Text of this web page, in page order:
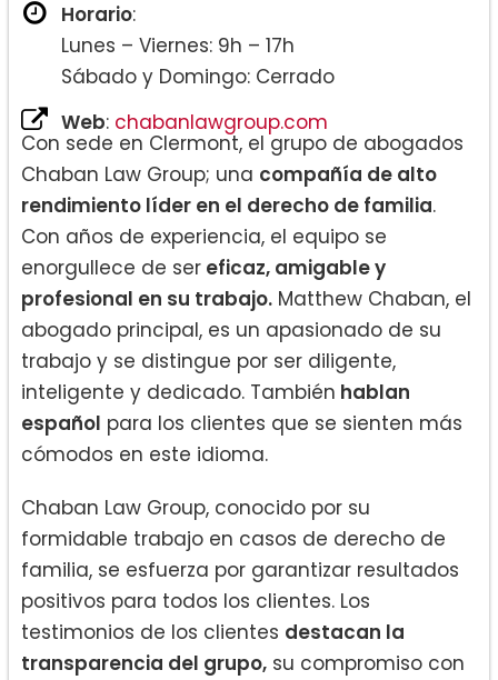
Horario:
Lunes – Viernes: 9h – 17h
Sábado y Domingo: Cerrado
Web: chabanlawgroup.com
Con sede en Clermont, el grupo de abogados
Chaban Law Group; una compañía de alto
rendimiento líder en el derecho de familia.
Con años de experiencia, el equipo se
enorgullece de ser eficaz, amigable y
profesional en su trabajo. Matthew Chaban, el
abogado principal, es un apasionado de su
trabajo y se distingue por ser diligente,
inteligente y dedicado. También hablan
español para los clientes que se sienten más
cómodos en este idioma.
Chaban Law Group, conocido por su
formidable trabajo en casos de derecho de
familia, se esfuerza por garantizar resultados
positivos para todos los clientes. Los
testimonios de los clientes destacan la
transparencia del grupo, su compromiso con